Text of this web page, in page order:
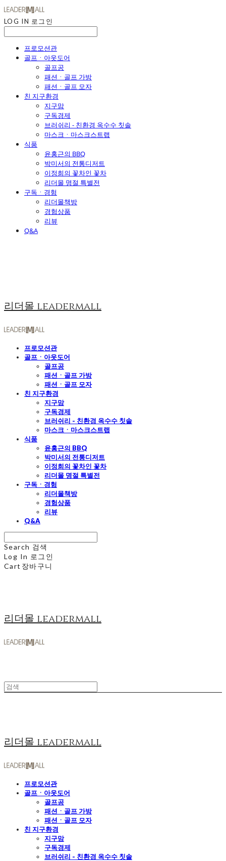
LOG IN 로그인
프로모션관
골프ㆍ아웃도어
골프공
패션ㆍ골프 가방
패션ㆍ골프 모자
친 지구환경
지구맘
구독경제
브러쉬리 - 친환경 옥수수 칫솔
마스크ㆍ마스크스트랩
식품
윤홍근의 BBQ
박미서의 전통디저트
이정희의 꽃차인 꽃차
리더몰 명절 특별전
구독ㆍ경험
리더몰책방
경험상품
리뷰
Q&A
리더몰 leadermall
프로모션관
골프ㆍ아웃도어
골프공
패션ㆍ골프 가방
패션ㆍ골프 모자
친 지구환경
지구맘
구독경제
브러쉬리 - 친환경 옥수수 칫솔
마스크ㆍ마스크스트랩
식품
윤홍근의 BBQ
박미서의 전통디저트
이정희의 꽃차인 꽃차
리더몰 명절 특별전
구독ㆍ경험
리더몰책방
경험상품
리뷰
Q&A
Search 검색
Log In 로그인
Cart 장바구니
리더몰 leadermall
리더몰 leadermall
프로모션관
골프ㆍ아웃도어
골프공
패션ㆍ골프 가방
패션ㆍ골프 모자
친 지구환경
지구맘
구독경제
브러쉬리 - 친환경 옥수수 칫솔